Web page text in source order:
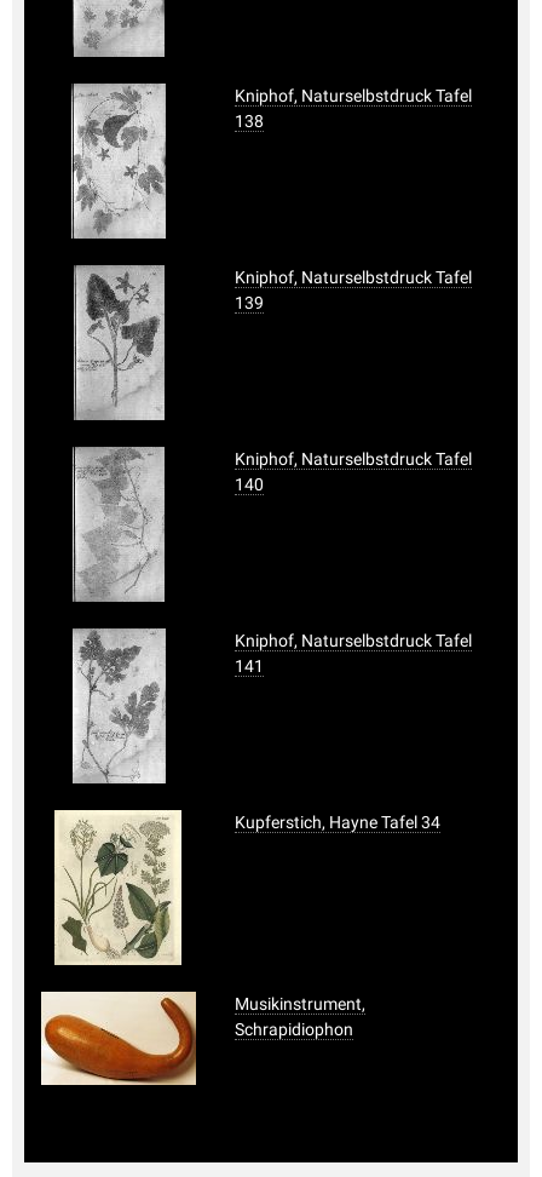
Kniphof, Naturselbstdruck Tafel
138
Kniphof, Naturselbstdruck Tafel
139
Kniphof, Naturselbstdruck Tafel
140
Kniphof, Naturselbstdruck Tafel
141
Kupferstich, Hayne Tafel 34
Musikinstrument,
Schrapidiophon